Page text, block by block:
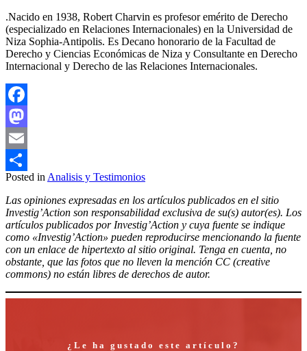
.Nacido en 1938, Robert Charvin es profesor emérito de Derecho
(especializado en Relaciones Internacionales) en la Universidad de
Niza Sophia-Antipolis. Es Decano honorario de la Facultad de
Derecho y Ciencias Económicas de Niza y Consultante en Derecho
Internacional y Derecho de las Relaciones Internacionales.
Facebook
Mastodon
Email
Compartir
Posted in Analisis y Testimonios
Las opiniones expresadas en los artículos publicados en el sitio
Investig’Action son responsabilidad exclusiva de su(s) autor(es). Los
artículos publicados por Investig’Action y cuya fuente se indique
como «Investig’Action» pueden reproducirse mencionando la fuente
con un enlace de hipertexto al sitio original. Tenga en cuenta, no
obstante, que las fotos que no lleven la mención CC (creative
commons) no están libres de derechos de autor.
¿Le ha gustado este artículo?